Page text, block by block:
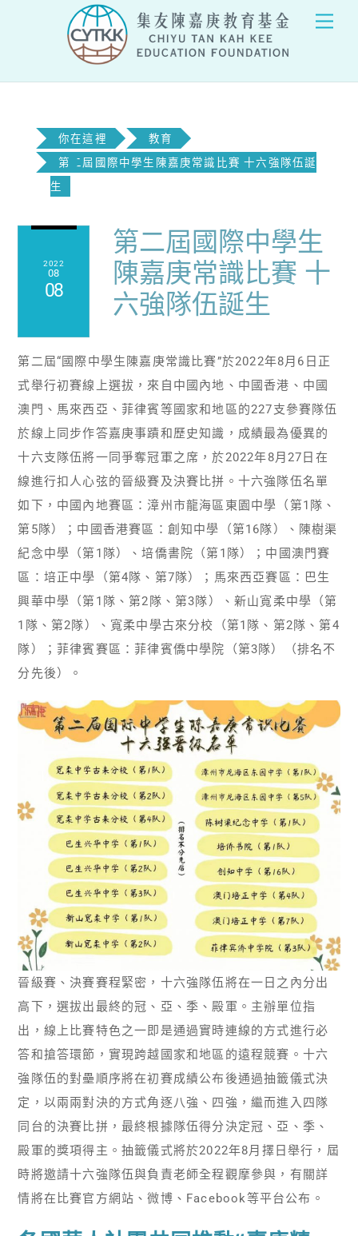
你在這裡
教育
第二屆國際中學生陳嘉庚常識比賽 十六強隊伍誕
生
2022
08
08
第二屆國際中學生
陳嘉庚常識比賽 十
六強隊伍誕生
第二屆“國際中學生陳嘉庚常識比賽”於2022年8月6日正
式舉行初賽線上選拔，來自中國內地、中國香港、中國
澳門、馬來西亞、菲律賓等國家和地區的227支參賽隊伍
於線上同步作答嘉庚事蹟和歷史知識，成績最為優異的
十六支隊伍將一同爭奪冠軍之席，於2022年8月27日在
線進行扣人心弦的晉級賽及決賽比拼。十六強隊伍名單
如下，中國內地賽區：漳州市龍海區東園中學（第1隊、
第5隊）；中國香港賽區：創知中學（第16隊）、陳樹渠
紀念中學（第1隊）、培僑書院（第1隊）；中國澳門賽
區：培正中學（第4隊、第7隊）；馬來西亞賽區：巴生
興華中學（第1隊、第2隊、第3隊）、新山寬柔中學（第
1隊、第2隊）、寬柔中學古來分校（第1隊、第2隊、第4
隊）；菲律賓賽區：菲律賓僑中學院（第3隊）（排名不
分先後）。
晉級賽、決賽賽程緊密，十六強隊伍將在一日之內分出
高下，選拔出最終的冠、亞、季、殿軍。主辦單位指
出，線上比賽特色之一即是通過實時連線的方式進行必
答和搶答環節，實現跨越國家和地區的遠程競賽。十六
強隊伍的對壘順序將在初賽成績公布後通過抽籤儀式決
定，以兩兩對決的方式角逐八強、四強，繼而進入四隊
同台的決賽比拼，最終根據隊伍得分決定冠、亞、季、
殿軍的獎項得主。抽籤儀式將於2022年8月擇日舉行，屆
時將邀請十六強隊伍與負責老師全程觀摩參與，有關詳
情將在比賽官方網站、微博、Facebook等平台公布。